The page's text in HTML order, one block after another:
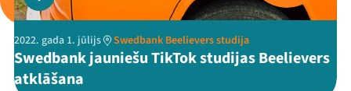
2022. gada 1. jūlijs Swedbank Beelievers studija
Swedbank jauniešu TikTok studijas Beelievers
atklāšana